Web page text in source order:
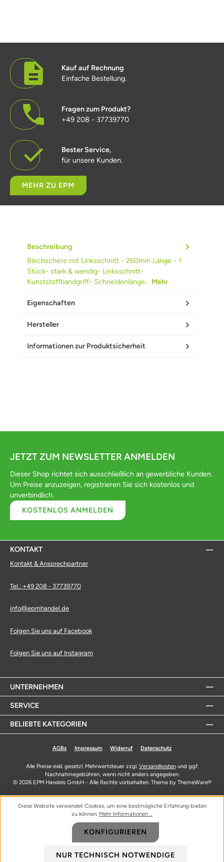
Kauf auf Rechnung
Einfache Bestellung.
Fragen zum Produkt?
+49 208 - 37739770
Bester Service,
für unsere Kunden.
MEHR ZU EPM
Beschreibung
Blechschere mit Linksschnitt - 260mm Länge - 1
Stück- stark & wendig- Linksschnitt-
Kunststoffhandgriff- Schneidenlänge… Mehr
Eigenschaften
Hersteller
Informationen zur Produktsicherheit
JETZT ZUM NEWSLETTER ANMELDEN
Dieser Shop richtet sich ausschließlich an gewerbliche Kunden.
Um Preise anzuzeigen, registrieren Sie sich kostenlos und
unverbindlich.
KOSTENLOS ANMELDEN
KONTAKT
Kontakt & Ansprechpartner
Tel.: +49 208 - 37739770
info@epmhandel.de
Folgen Sie uns auf Facebook
Folgen Sie uns auf Instagram
UNTERNEHMEN
SERVICE
BELIEBTE KATEGORIEN
AGBs Impressum Widerruf Datenschutz
Alle Preise exkl. gesetzl. Mehrwertsteuer zzgl. Versandkostenund ggf.
Nachnahmegebühren, wenn nicht anders angegeben.
© 2026 EPM Handels GmbH - Alle Rechte vorbehalten. Theme by ThemeWare®
Diese Website verwendet Cookies, um eine bestmögliche Erfahrung bieten
zu können. Mehr Informationen ...
NUR TECHNISCH NOTWENDIGE
KONFIGURIEREN